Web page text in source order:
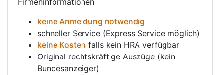
Firmeninformationen
keine Anmeldung notwendig
schneller Service (Express Service möglich)
keine Kosten falls kein HRA verfügbar
Original rechtskräftige Auszüge (kein
Bundesanzeiger)